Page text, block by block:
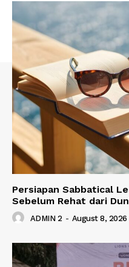
Persiapan Sabbatical
Sebelum Rehat dari
ADMIN 2 - August 8, 2026